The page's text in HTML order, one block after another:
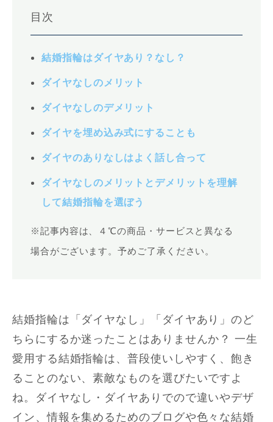
目次
結婚指輪はダイヤあり？なし？
ダイヤなしのメリット
ダイヤなしのデメリット
ダイヤを埋め込み式にすることも
ダイヤのありなしはよく話し合って
ダイヤなしのメリットとデメリットを理解
して結婚指輪を選ぼう
※記事内容は、４℃の商品・サービスと異なる
場合がございます。予めご了承ください。
結婚指輪は「ダイヤなし」「ダイヤあり」のど
ちらにするか迷ったことはありませんか？ 一生
愛用する結婚指輪は、普段使いしやすく、飽き
ることのない、素敵なものを選びたいですよ
ね。ダイヤなし・ダイヤありでので違いやデザ
イン、情報を集めるためのブログや色々な結婚